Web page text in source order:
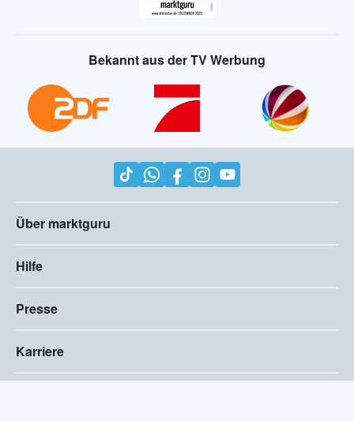
Bekannt aus der TV Werbung
Über marktguru
Hilfe
Presse
Karriere